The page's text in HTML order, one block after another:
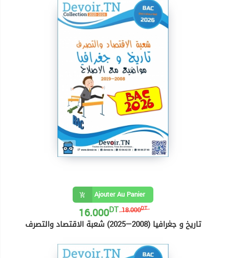
Ajouter Au Panier
18.000DT
16.000DT
تاريخ و جغرافيا (2008—2025) شعبة الاقتصاد والتصرف